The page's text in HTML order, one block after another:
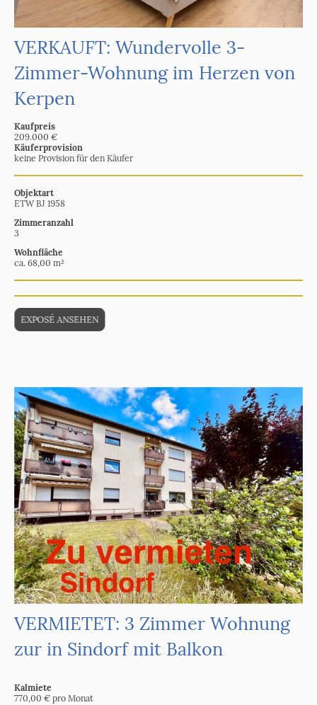
VERKAUFT: Wundervolle 3-
Zimmer-Wohnung im Herzen von
Kerpen
Kaufpreis
209.000 €
Käuferprovision
keine Provision für den Käufer
Objektart
ETW BJ 1958
Zimmeranzahl
3
Wohnfläche
ca. 68,00 m²
EXPOSÉ ANSEHEN
VERMIETET: 3 Zimmer Wohnung
zur in Sindorf mit Balkon
Kalmiete
770,00 € pro Monat